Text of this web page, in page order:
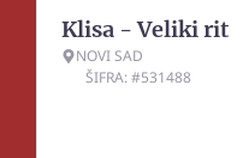
Klisa - Veliki rit
NOVI SAD
ŠIFRA: #531488